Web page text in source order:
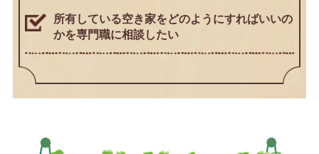
所有している空き家をどのようにすればいいの
かを専門職に相談したい